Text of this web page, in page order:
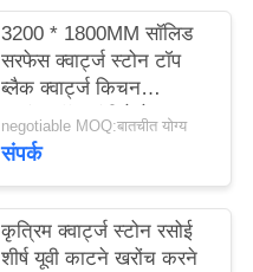
3200 * 1800MM सॉलिड
सरफेस क्वार्ट्ज स्टोन टॉप
ब्लैक क्वार्ट्ज किचन
काउंटरटॉप्स एंटी फेडेड
negotiable MOQ:बातचीत योग्य
संपर्क
कृत्रिम क्वार्ट्ज स्टोन रसोई
शीर्ष यूवी काटने खरोंच करने